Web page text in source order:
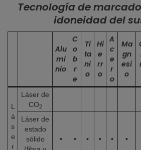
Tecnología de
idoneidad del
Alu
mi
nio
C
o
b
r
e
Ti
ta
ni
o
Hi
e
rr
o
A
c
e
r
o
Ma
gn
esi
o
L
á
s
e
r
Láser de
CO2
Láser de
estado
sólido
• • • • • •